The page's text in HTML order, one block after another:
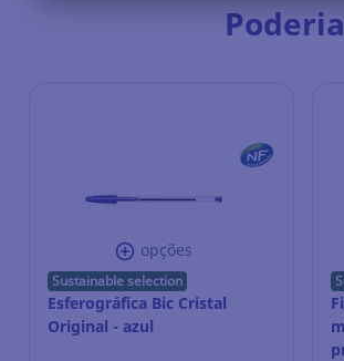
opções
Sustainable selection
Esferográfica Bic Cristal
Original - azul